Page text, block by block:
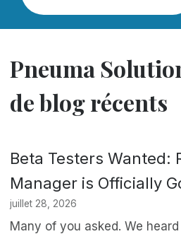
Pneuma
de blog récents
Beta Testers Wanted:
Manager is Officially
juillet 28, 2026
Many of you asked. We heard